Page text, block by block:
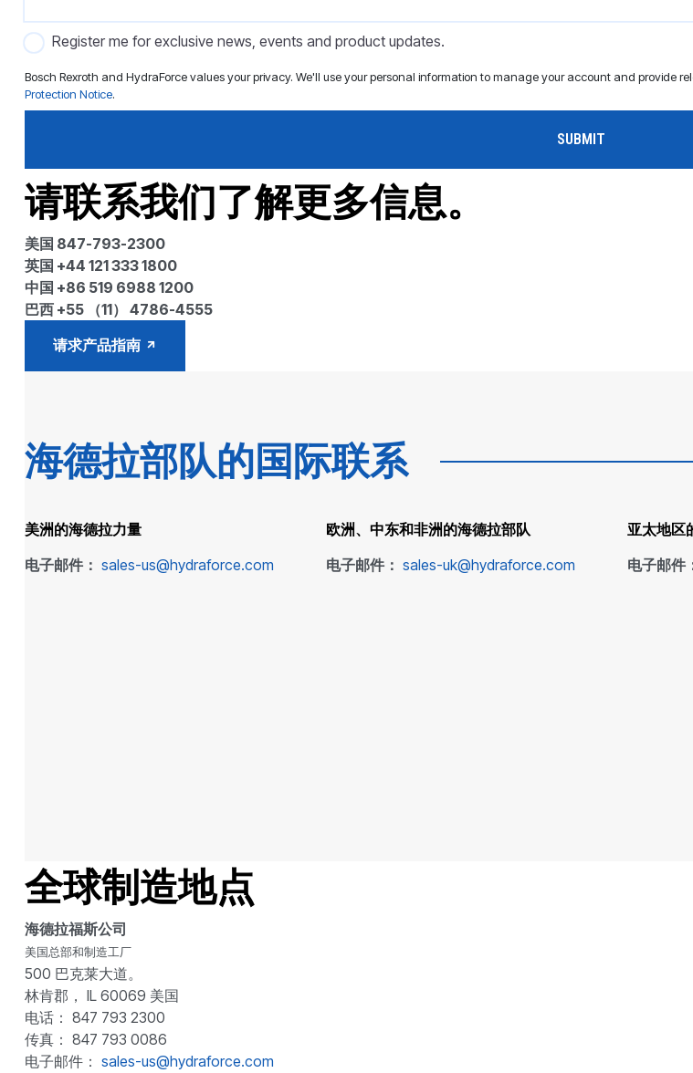
Register me for exclusive news, events and product updates.
Bosch Rexroth and HydraForce values your privacy. We'll use your personal information to manage your account and provide
Protection Notice.
请联系我们了解更多信息。
美国 847-793-2300
英国 +44 121 333 1800
中国 +86 519 6988 1200
巴西 +55 （11） 4786-4555
请求产品指南
海德拉部队的国际联系
美洲的海德拉力量
电子邮件： sales-us@hydraforce.com
欧洲、中东和非洲的海德拉部队
电子邮件： sales-uk@hydraforce.com
亚太地区
电子邮件
全球制造地点
海德拉福斯公司
美国总部和制造工厂
500 巴克莱大道。
林肯郡， IL 60069 美国
电话： 847 793 2300
传真： 847 793 0086
电子邮件： sales-us@hydraforce.com